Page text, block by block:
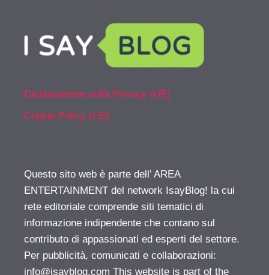
Dichiarazione sulla Privacy (UE)
Cookie Policy (UE)
Questo sito web è parte dell’ AREA
ENTERTAINMENT del network IsayBlog! la cui
rete editoriale comprende siti tematici di
informazione indipendente che contano sul
contributo di appassionati ed esperti del settore.
Per pubblicità, comunicati e collaborazioni:
info@isayblog.com This website is part of the